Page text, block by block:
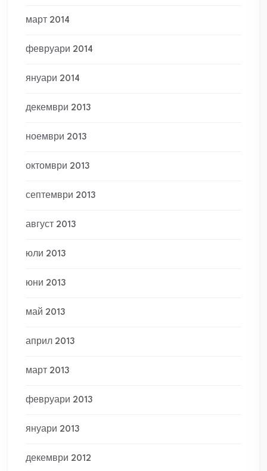
март 2014
февруари 2014
януари 2014
декември 2013
ноември 2013
октомври 2013
септември 2013
август 2013
юли 2013
юни 2013
май 2013
април 2013
март 2013
февруари 2013
януари 2013
декември 2012